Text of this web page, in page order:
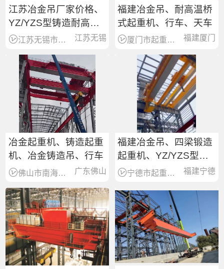
江苏冶金吊厂家价格、
YZ/YZS型铸造耐高温
起重机、行车
江苏无锡
江苏无锡市锡山区起重销售服务商
福建冶金吊、耐高温桥
式起重机、行车、天车
福建厦门
厦门市起重设备销售服务商
冶金起重机、铸造起重
机、冶金铸造吊、行车
广东佛山
佛山市南海区起重机械销售服务商
福建冶金吊、四梁锻造
起重机、YZ/YZS型铸
造桥式起重机
福建宁德
宁德市起重机械设备综合服务